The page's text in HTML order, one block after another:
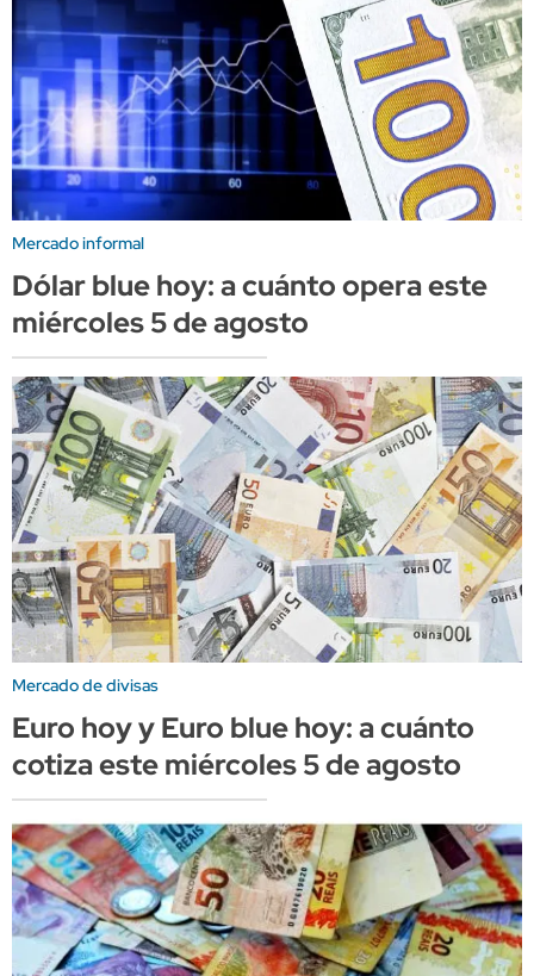
Mercado informal
Dólar blue hoy: a cuánto opera este
miércoles 5 de agosto
Mercado de divisas
Euro hoy y Euro blue hoy: a cuánto
cotiza este miércoles 5 de agosto